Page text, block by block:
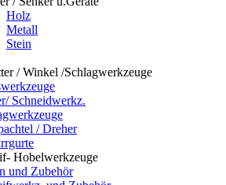
Holz
Metall
Stein
/ Winkel /Schlagwerkzeuge
Schneidwerkz.
/ Dreher
Hobelwerkzeuge
und Zubehör